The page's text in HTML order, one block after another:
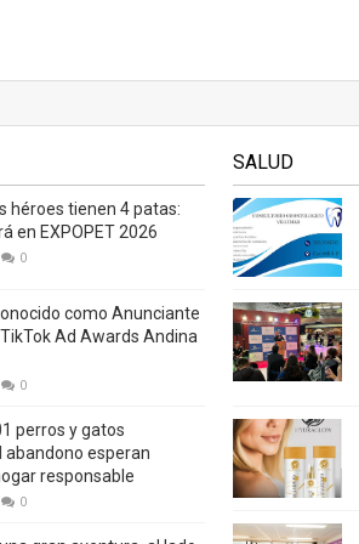
héroes tienen 4 patas:
en EXPOPET 2026
0
como Anunciante
Ad Awards Andina
0
perros y gatos
abandono esperan
responsable
0
SALUD